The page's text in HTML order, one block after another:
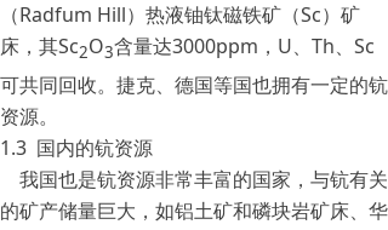
（Radfum Hill）热液铀钛磁铁矿（Sc）矿
床，其Sc2O3含量达3000ppm，U、Th、Sc
可共同回收。捷克、德国等国也拥有一定的钪
资源。
1.3 国内的钪资源
我国也是钪资源非常丰富的国家，与钪有关
的矿产储量巨大，如铝土矿和磷块岩矿床、华